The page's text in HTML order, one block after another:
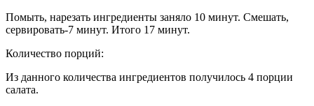
Помыть, нарезать ингредиенты заняло 10 минут. Смешать,
сервировать-7 минут. Итого 17 минут.
Количество порций:
Из данного количества ингредиентов получилось 4 порции
салата.